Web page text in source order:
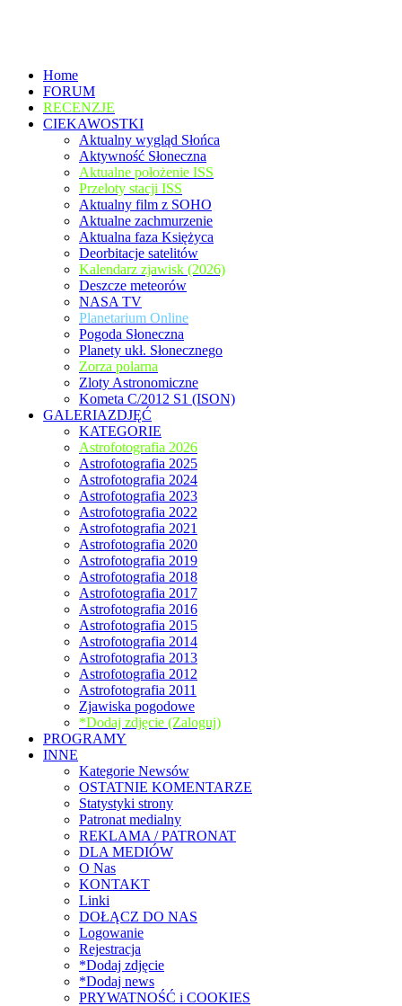
Home
FORUM
RECENZJE
CIEKAWOSTKI
Aktualny wygląd Słońca
Aktywność Słoneczna
Aktualne położenie ISS
Przeloty stacji ISS
Aktualny film z SOHO
Aktualne zachmurzenie
Aktualna faza Księżyca
Deorbitacje satelitów
Kalendarz zjawisk (2026)
Deszcze meteorów
NASA TV
Planetarium Online
Pogoda Słoneczna
Planety ukł. Słonecznego
Zorza polarna
Zloty Astronomiczne
Kometa C/2012 S1 (ISON)
GALERIAZDJĘĆ
KATEGORIE
Astrofotografia 2026
Astrofotografia 2025
Astrofotografia 2024
Astrofotografia 2023
Astrofotografia 2022
Astrofotografia 2021
Astrofotografia 2020
Astrofotografia 2019
Astrofotografia 2018
Astrofotografia 2017
Astrofotografia 2016
Astrofotografia 2015
Astrofotografia 2014
Astrofotografia 2013
Astrofotografia 2012
Astrofotografia 2011
Zjawiska pogodowe
*Dodaj zdjęcie (Zaloguj)
PROGRAMY
INNE
Kategorie Newsów
OSTATNIE KOMENTARZE
Statystyki strony
Patronat medialny
REKLAMA / PATRONAT
DLA MEDIÓW
O Nas
KONTAKT
Linki
DOŁĄCZ DO NAS
Logowanie
Rejestracja
*Dodaj zdjęcie
*Dodaj news
PRYWATNOŚĆ i COOKIES